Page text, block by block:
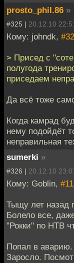
prosto_phil.86 »
#325 | 20.12.10
Кому: johndk,
> Присед с
полугода
приседаем
Да всё тоже
Когда камрад
нему подойдёт
неправильная
sumerki »
#326 | 20.12.10
Кому: Goblin, #11
Тыщу лет назад
Болело все,
"Рокки" по НТВ
Попал в аварию.
Заросло.